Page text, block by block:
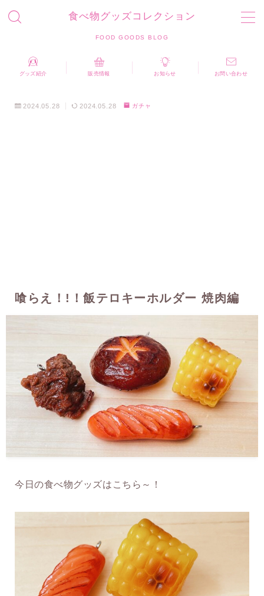
食べ物グッズコレクション
FOOD GOODS BLOG
プライバシーポリシー
運営者情報
グッズ紹介 販売情報 お知らせ お問い合わせ
2024.05.28 2024.05.28 ガチャ
喰らえ！!！飯テロキーホルダー 焼肉編
今日の食べ物グッズはこちら～！